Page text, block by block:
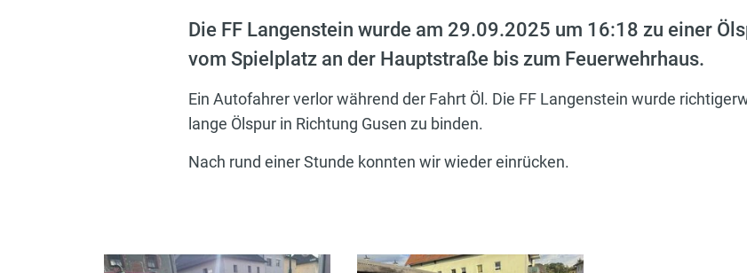
Die FF Langenstein wurde am 29.09.2025 um 16:18 zu einer
vom Spielplatz an der Hauptstraße bis zum Feuerwehrhaus.
Ein Autofahrer verlor während der Fahrt Öl. Die FF Langenstein wurde
lange Ölspur in Richtung Gusen zu binden.
Nach rund einer Stunde konnten wir wieder einrücken.